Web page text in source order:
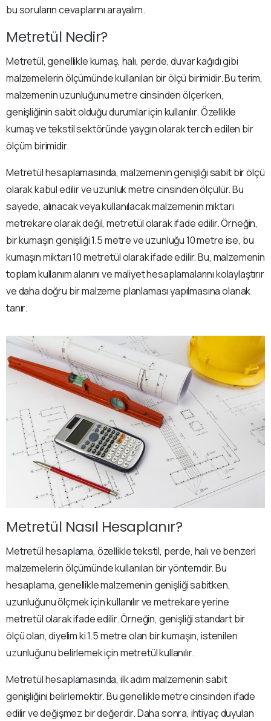
bu soruların cevaplarını arayalım.
Metretül Nedir?
Metretül, genellikle kumaş, halı, perde, duvar kağıdı gibi
malzemelerin ölçümünde kullanılan bir ölçü birimidir. Bu terim,
malzemenin uzunluğunu metre cinsinden ölçerken,
genişliğinin sabit olduğu durumlar için kullanılır. Özellikle
kumaş ve tekstil sektöründe yaygın olarak tercih edilen bir
ölçüm birimidir.
Metretül hesaplamasında, malzemenin genişliği sabit bir ölçü
olarak kabul edilir ve uzunluk metre cinsinden ölçülür. Bu
sayede, alınacak veya kullanılacak malzemenin miktarı
metrekare olarak değil, metretül olarak ifade edilir. Örneğin,
bir kumaşın genişliği 1.5 metre ve uzunluğu 10 metre ise, bu
kumaşın miktarı 10 metretül olarak ifade edilir. Bu, malzemenin
toplam kullanım alanını ve maliyet hesaplamalarını kolaylaştırır
ve daha doğru bir malzeme planlaması yapılmasına olanak
tanır.
Metretül Nasıl Hesaplanır?
Metretül hesaplama, özellikle tekstil, perde, halı ve benzeri
malzemelerin ölçümünde kullanılan bir yöntemdir. Bu
hesaplama, genellikle malzemenin genişliği sabitken,
uzunluğunu ölçmek için kullanılır ve metrekare yerine
metretül olarak ifade edilir. Örneğin, genişliği standart bir
ölçü olan, diyelim ki 1.5 metre olan bir kumaşın, istenilen
uzunluğunu belirlemek için metretül kullanılır.
Metretül hesaplamasında, ilk adım malzemenin sabit
genişliğini belirlemektir. Bu genellikle metre cinsinden ifade
edilir ve değişmez bir değerdir. Daha sonra, ihtiyaç duyulan